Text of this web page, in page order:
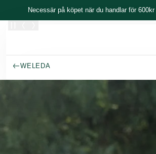
Necessär på köpet när du handlar för 600kr
WELEDA